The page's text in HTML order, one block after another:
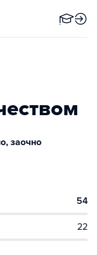
заочно
54
22